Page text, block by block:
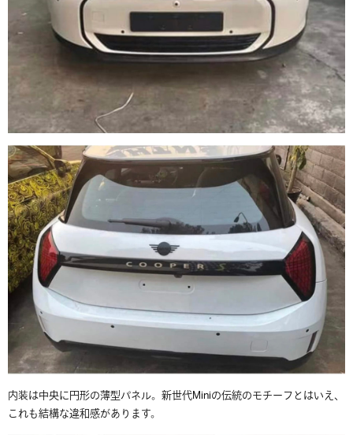
内装は中央に円形の薄型パネル。新世代Miniの伝統のモチーフとはいえ、
これも結構な違和感があります。